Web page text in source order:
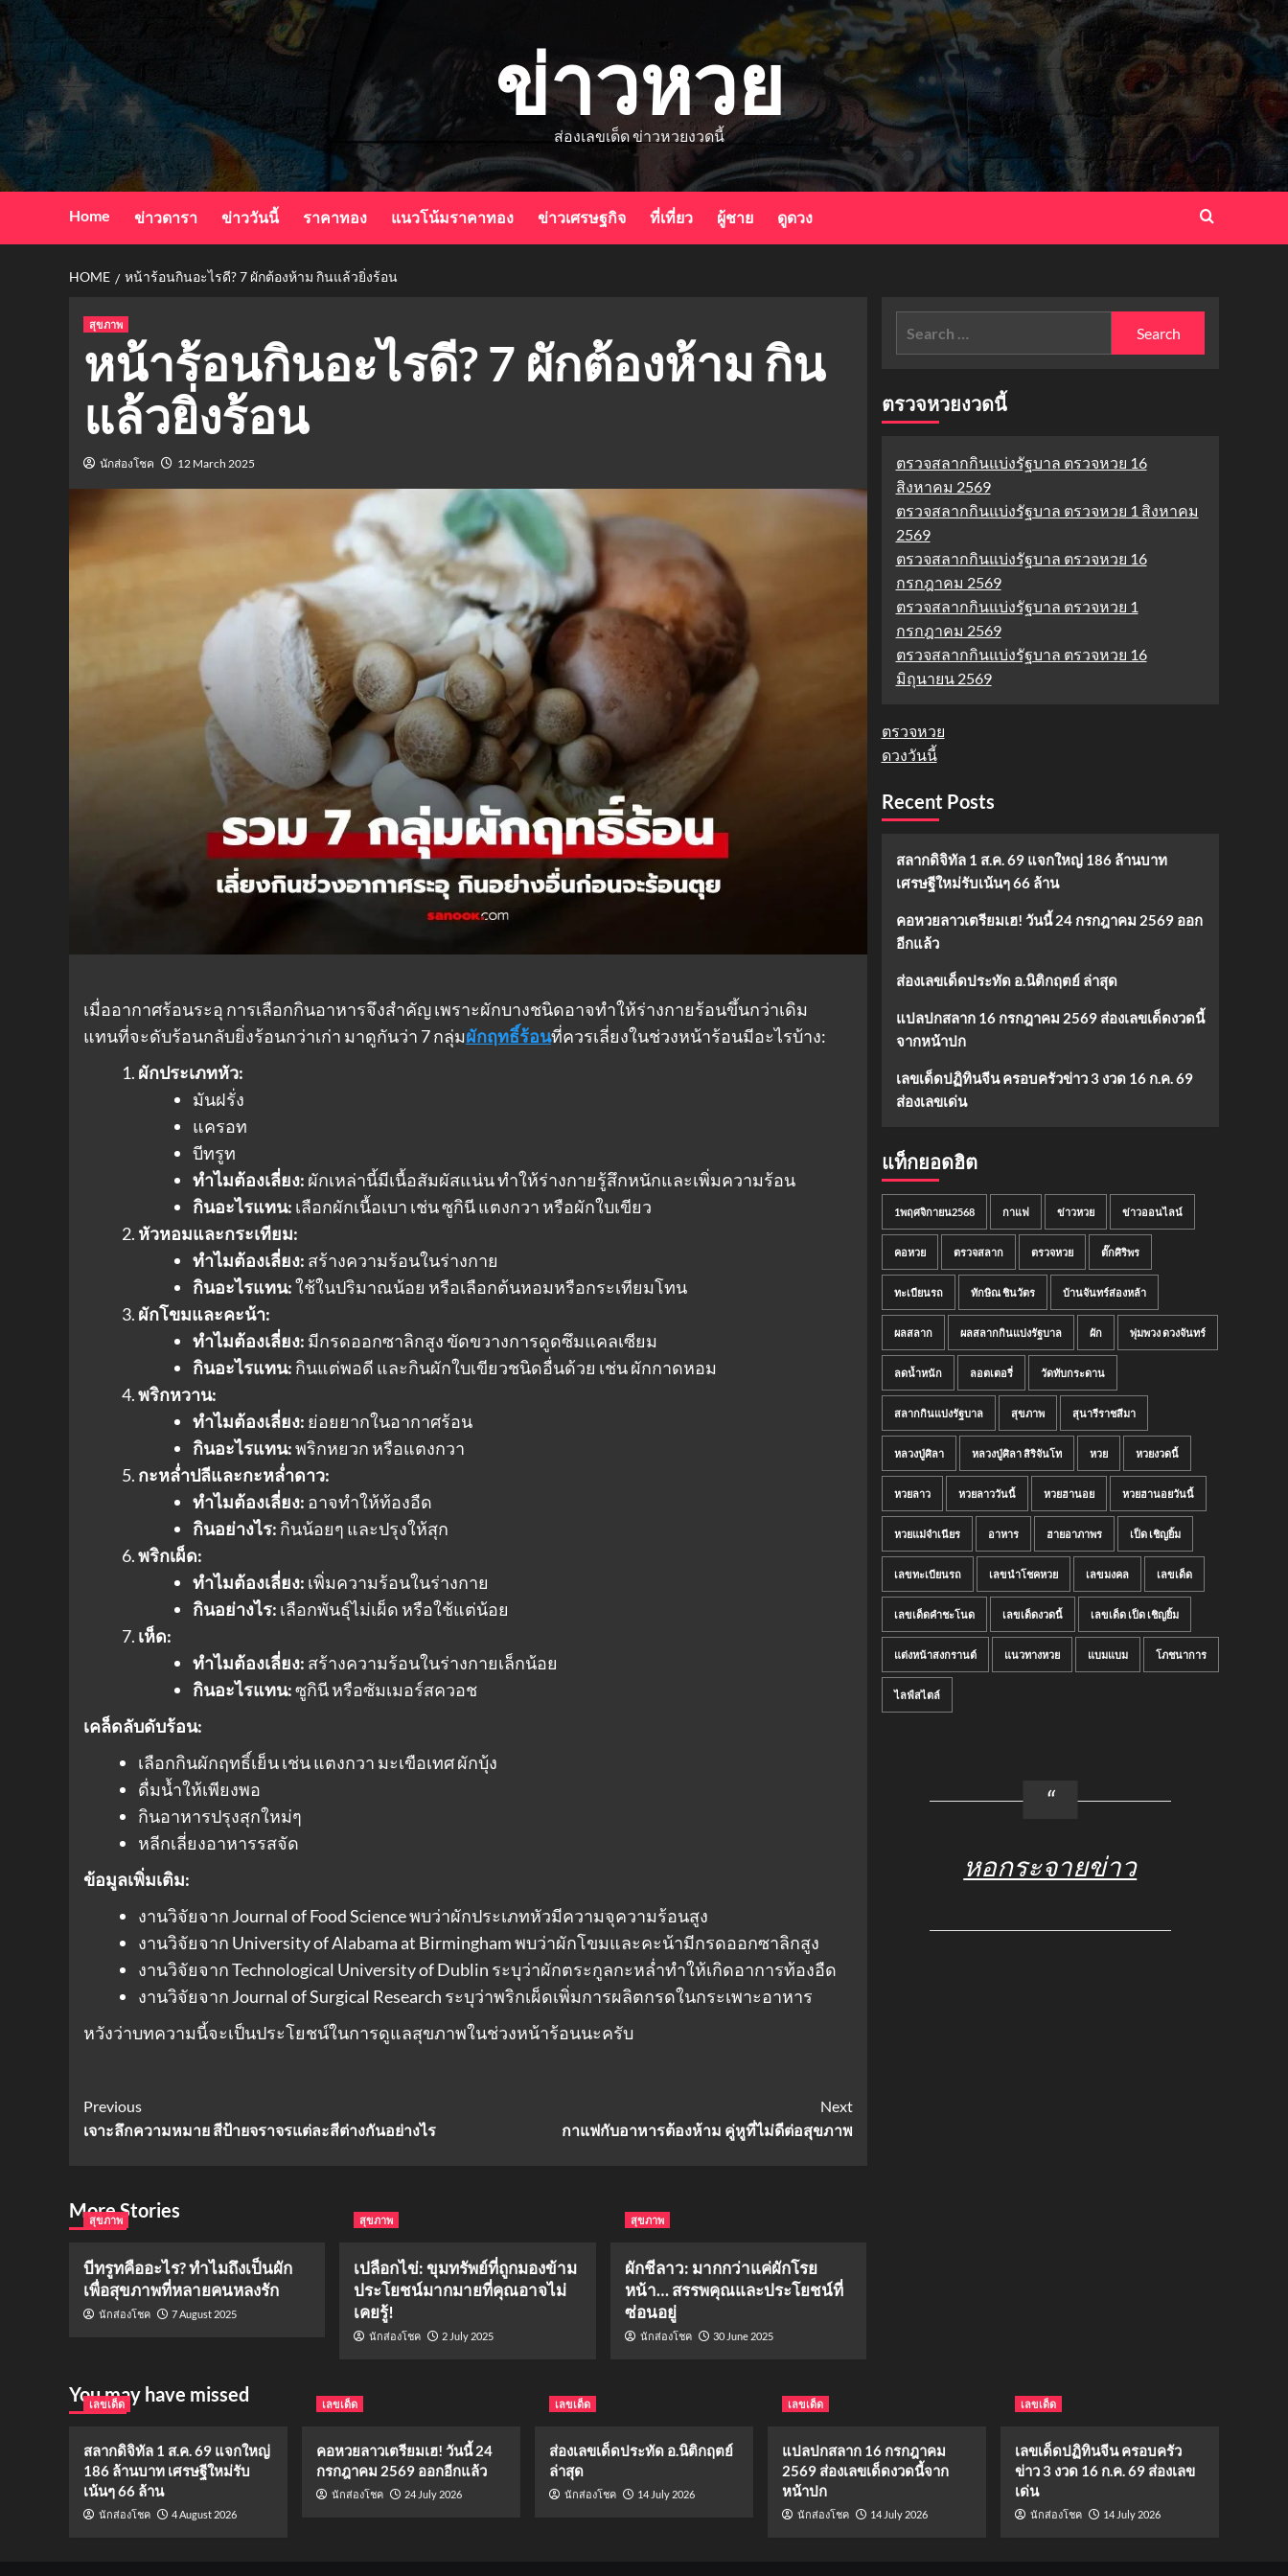
to
content
ข่าวหวย
ส่องเลขเด็ด ข่าวหวยงวดนี้
Home ข่าวดารา ข่าววันนี้ ราคาทอง แนวโน้มราคาทอง ข่าวเศรษฐกิจ ที่เที่ยว ผู้ชาย ดูดวง
HOME หน้าร้อนกินอะไรดี? 7 ผักต้องห้าม กินแล้วยิ่งร้อน
สุขภาพ
หน้าร้อนกินอะไรดี? 7 ผักต้องห้าม กิน
แล้วยิ่งร้อน
นักส่องโชค 12 March 2025
เมื่ออากาศร้อนระอุ การเลือกกินอาหารจึงสำคัญ เพราะผักบางชนิดอาจทำให้ร่างกายร้อนขึ้นกว่าเดิม
แทนที่จะดับร้อนกลับยิ่งร้อนกว่าเก่า มาดูกันว่า 7 กลุ่มผักฤทธิ์ร้อนที่ควรเลี่ยงในช่วงหน้าร้อนมีอะไรบ้าง:
ผักประเภทหัว:
มันฝรั่ง
แครอท
บีทรูท
ทำไมต้องเลี่ยง: ผักเหล่านี้มีเนื้อสัมผัสแน่น ทำให้ร่างกายรู้สึกหนักและเพิ่มความร้อน
กินอะไรแทน: เลือกผักเนื้อเบา เช่น ซูกินี แตงกวา หรือผักใบเขียว
หัวหอมและกระเทียม:
ทำไมต้องเลี่ยง: สร้างความร้อนในร่างกาย
กินอะไรแทน:ใช้ในปริมาณน้อย หรือเลือกต้นหอมหรือกระเทียมโทน
ผักโขมและคะน้า:
ทำไมต้องเลี่ยง: มีกรดออกซาลิกสูง ขัดขวางการดูดซึมแคลเซียม
กินอะไรแทน: กินแต่พอดี และกินผักใบเขียวชนิดอื่นด้วย เช่น ผักกาดหอม
พริกหวาน:
ทำไมต้องเลี่ยง: ย่อยยากในอากาศร้อน
กินอะไรแทน:พริกหยวก หรือแตงกวา
กะหล่ำปลีและกะหล่ำดาว:
ทำไมต้องเลี่ยง: อาจทำให้ท้องอืด
กินอย่างไร: กินน้อยๆ และปรุงให้สุก
พริกเผ็ด:
ทำไมต้องเลี่ยง: เพิ่มความร้อนในร่างกาย
กินอย่างไร: เลือกพันธุ์ไม่เผ็ด หรือใช้แต่น้อย
เห็ด:
ทำไมต้องเลี่ยง: สร้างความร้อนในร่างกายเล็กน้อย
กินอะไรแทน:ซูกินี หรือซัมเมอร์สควอช
เคล็ดลับดับร้อน:
เลือกกินผักฤทธิ์เย็น เช่น แตงกวา มะเขือเทศ ผักบุ้ง
ดื่มน้ำให้เพียงพอ
กินอาหารปรุงสุกใหม่ๆ
หลีกเลี่ยงอาหารรสจัด
ข้อมูลเพิ่มเติม:
งานวิจัยจาก Journal of Food Science พบว่าผักประเภทหัวมีความจุความร้อนสูง
งานวิจัยจาก University of Alabama at Birmingham พบว่าผักโขมและคะน้ามีกรดออกซาลิกสูง
งานวิจัยจาก Technological University of Dublin ระบุว่าผักตระกูลกะหล่ำทำให้เกิดอาการท้องอืด
งานวิจัยจาก Journal of Surgical Research ระบุว่าพริกเผ็ดเพิ่มการผลิตกรดในกระเพาะอาหาร
หวังว่าบทความนี้จะเป็นประโยชน์ในการดูแลสุขภาพในช่วงหน้าร้อนนะครับ
Post
Navigation
Previous
เจาะลึกความหมาย สีป้ายจราจรแต่ละสีต่างกันอย่างไร
Next
กาแฟกับอาหารต้องห้าม คู่หูที่ไม่ดีต่อสุขภาพ
More Stories
สุขภาพ
บีทรูทคืออะไร? ทำไมถึงเป็นผัก
เพื่อสุขภาพที่หลายคนหลงรัก
นักส่องโชค 7 August 2025
สุขภาพ
เปลือกไข่: ขุมทรัพย์ที่ถูกมองข้าม
ประโยชน์มากมายที่คุณอาจไม่
เคยรู้!
นักส่องโชค 2 July 2025
สุขภาพ
ผักชีลาว: มากกว่าแค่ผักโรย
หน้า… สรรพคุณและประโยชน์ที่
ซ่อนอยู่
นักส่องโชค 30 June 2025
ตรวจหวยงวดนี้
ตรวจสลากกินแบ่งรัฐบาล ตรวจหวย 16
สิงหาคม 2569
ตรวจสลากกินแบ่งรัฐบาล ตรวจหวย 1 สิงหาคม
2569
ตรวจสลากกินแบ่งรัฐบาล ตรวจหวย 16
กรกฎาคม 2569
ตรวจสลากกินแบ่งรัฐบาล ตรวจหวย 1
กรกฎาคม 2569
ตรวจสลากกินแบ่งรัฐบาล ตรวจหวย 16
มิถุนายน 2569
ตรวจหวย
ดวงวันนี้
Recent Posts
สลากดิจิทัล 1 ส.ค. 69 แจกใหญ่ 186 ล้านบาท
เศรษฐีใหม่รับเน้นๆ 66 ล้าน
คอหวยลาวเตรียมเฮ! วันนี้ 24 กรกฎาคม 2569 ออก
อีกแล้ว
ส่องเลขเด็ดประทัด อ.นิติกฤตย์ ล่าสุด
แปลปกสลาก 16 กรกฎาคม 2569 ส่องเลขเด็ดงวดนี้
จากหน้าปก
เลขเด็ดปฏิทินจีน ครอบครัวข่าว 3 งวด 16 ก.ค. 69
ส่องเลขเด่น
แท็กยอดฮิต
1พฤศจิกายน2568 กาแฟ ข่าวหวย ข่าวออนไลน์
คอหวย ตรวจสลาก ตรวจหวย ตั๊กศิริพร
ทะเบียนรถ ทักษิณ ชินวัตร บ้านจันทร์ส่องหล้า
ผลสลาก ผลสลากกินแบ่งรัฐบาล ผัก พุ่มพวง ดวงจันทร์
ลดน้ำหนัก ลอตเตอรี่ วัดทับกระดาน
สลากกินแบ่งรัฐบาล สุขภาพ สุนารีราชสีมา
หลวงปู่ศิลา หลวงปู่ศิลา สิริจันโท หวย หวยงวดนี้
หวยลาว หวยลาววันนี้ หวยฮานอย หวยฮานอยวันนี้
หวยแม่จำเนียร อาหาร ฮายอาภาพร เป็ด เชิญยิ้ม
เลขทะเบียนรถ เลขนำโชคหวย เลขมงคล เลขเด็ด
เลขเด็ดคำชะโนด เลขเด็ดงวดนี้ เลขเด็ด เป็ด เชิญยิ้ม
แต่งหน้าสงกรานต์ แนวทางหวย แบมแบม โภชนาการ
ไลฟ์สไตล์
หอกระจายข่าว
You may have missed
เลขเด็ด
สลากดิจิทัล 1 ส.ค. 69 แจกใหญ่
186 ล้านบาท เศรษฐีใหม่รับ
เน้นๆ 66 ล้าน
นักส่องโชค 4 August 2026
เลขเด็ด
คอหวยลาวเตรียมเฮ! วันนี้ 24
กรกฎาคม 2569 ออกอีกแล้ว
นักส่องโชค 24 July 2026
เลขเด็ด
ส่องเลขเด็ดประทัด อ.นิติกฤตย์
ล่าสุด
นักส่องโชค 14 July 2026
เลขเด็ด
แปลปกสลาก 16 กรกฎาคม
2569 ส่องเลขเด็ดงวดนี้จาก
หน้าปก
นักส่องโชค 14 July 2026
เลขเด็ด
เลขเด็ดปฏิทินจีน ครอบครัว
ข่าว 3 งวด 16 ก.ค. 69 ส่องเลข
เด่น
นักส่องโชค 14 July 2026